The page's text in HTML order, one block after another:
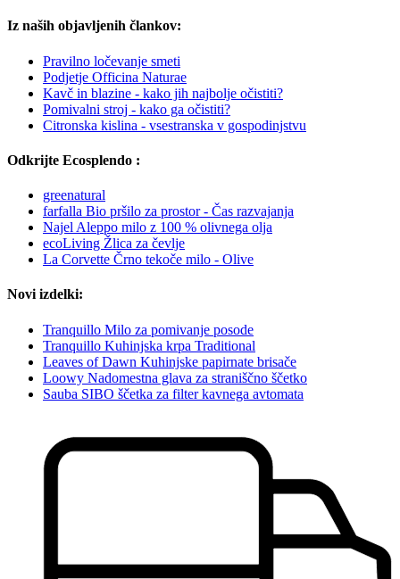
Iz naših objavljenih člankov:
Pravilno ločevanje smeti
Podjetje Officina Naturae
Kavč in blazine - kako jih najbolje očistiti?
Pomivalni stroj - kako ga očistiti?
Citronska kislina - vsestranska v gospodinjstvu
Odkrijte Ecosplendo :
greenatural
farfalla Bio pršilo za prostor - Čas razvajanja
Najel Aleppo milo z 100 % olivnega olja
ecoLiving Žlica za čevlje
La Corvette Črno tekoče milo - Olive
Novi izdelki:
Tranquillo Milo za pomivanje posode
Tranquillo Kuhinjska krpa Traditional
Leaves of Dawn Kuhinjske papirnate brisače
Loowy Nadomestna glava za straniščno ščetko
Sauba SIBO ščetka za filter kavnega avtomata